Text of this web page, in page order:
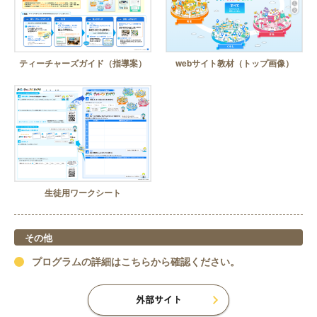
ティーチャーズガイド（指導案） webサイト教材（トップ画像）
生徒用ワークシート
その他
プログラムの詳細はこちらから確認ください。
外部サイト